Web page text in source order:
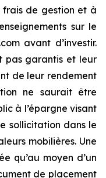
frais de gestion et à
sur le
avant d’investir.
pas garantis et leur
de leur rendement
ne saurait être
à l’épargne visant
sollicitation dans le
mobilières. Une
qu’au moyen d’un
de placement